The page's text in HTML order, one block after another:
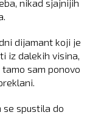
nikad sjajnijih
dijamant koji je
iz dalekih visina,
sam ponovo
se spustila do